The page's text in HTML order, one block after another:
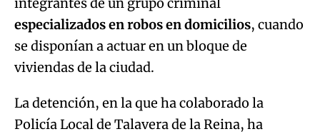
integrantes de un grupo criminal
especializados en robos en domicilios, cuando
se disponían a actuar en un bloque de
viviendas de la ciudad.
La detención, en la que ha colaborado la
Policía Local de Talavera de la Reina, ha